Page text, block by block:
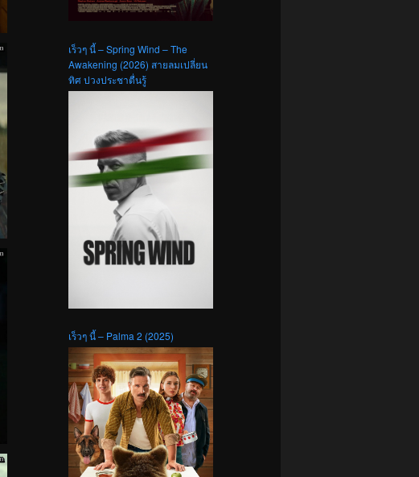
เร็วๆ นี้ – Spring Wind – The
Awakening (2026) สายลมเปลี่ยน
ทิศ ปวงประชาตื่นรู้
เร็วๆ นี้ – Palma 2 (2025)